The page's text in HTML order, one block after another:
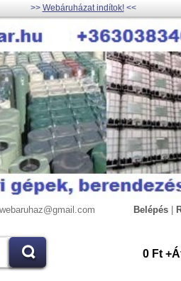
>> Webáruházat indítok!<<
Belépés
0 Ft